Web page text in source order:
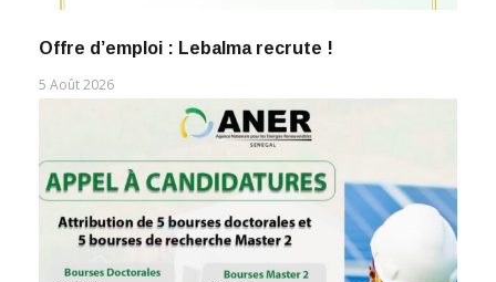
Offre d’emploi : Lebalma recrute !
5 Août 2026